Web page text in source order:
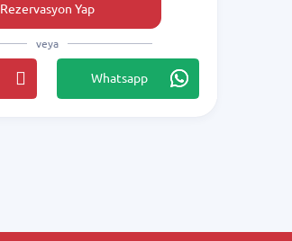
Rezervasyon Yap
veya
Whatsapp